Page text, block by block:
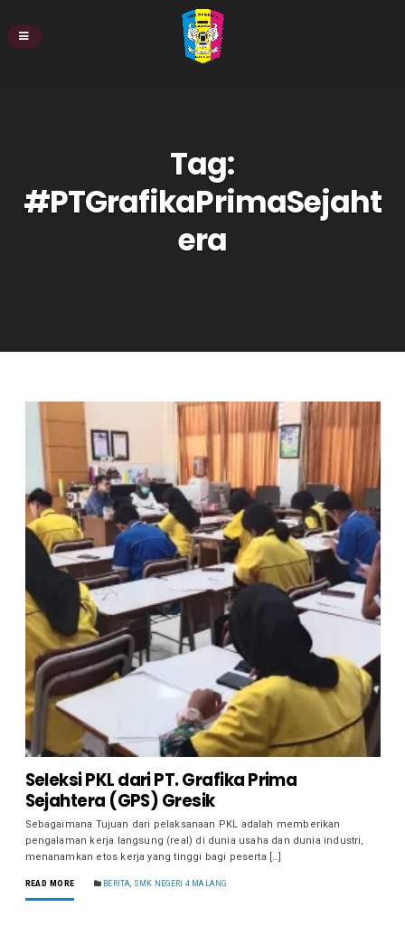
Tag:
#PTGrafikaPrimaSejaht
era
Seleksi PKL dari PT. Grafika Prima
Sejahtera (GPS) Gresik
Sebagaimana Tujuan dari pelaksanaan PKL adalah memberikan
pengalaman kerja langsung (real) di dunia usaha dan dunia industri,
menanamkan etos kerja yang tinggi bagi peserta […]
READ MORE BERITA SMK NEGERI 4 MALANG